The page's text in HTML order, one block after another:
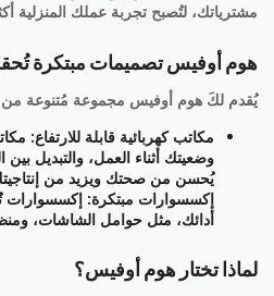
مشترياتك، لتُصبح تجربة عملك المنزلية
هوم أوفيس تصميمات مبتكرة تُحقق
يُقدم لكَ هوم أوفيس مجموعة مُتنوعة من
مكاتب كهربائية قابلة للارتفاع:
وضعيتك أثناء العمل، والتبديل
يُحسن من صحتك ويزيد من
إكسسوارات مبتكرة:
أدائك، مثل حوامل الشاشات،
لماذا تختار هوم أوفيس؟